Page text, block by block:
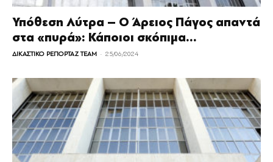
Υπόθεση Λύτρα – Ο Άρειος Πάγος απαντά
στα «πυρά»: Κάποιοι σκόπιμα...
ΔΙΚΑΣΤΙΚΟ ΡΕΠΟΡΤΑΖ TEAM - 25/06/2024